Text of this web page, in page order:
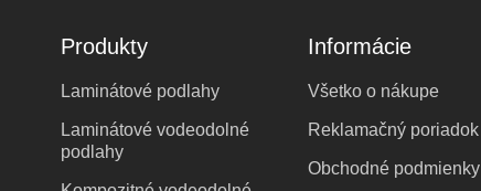
Produkty
Laminátové podlahy
Laminátové vodeodolné
podlahy
Informácie
Všetko o nákupe
Reklamačný poriadok
Obchodné podmienky